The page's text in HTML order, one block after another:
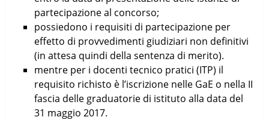
partecipazione al concorso;
possiedono i requisiti di partecipazione per
effetto di provvedimenti giudiziari non definitivi
(in attesa quindi della sentenza di merito).
mentre per i docenti tecnico pratici (ITP) il
requisito richisto è l’iscrizione nelle GaE o nella II
fascia delle graduatorie di istituto alla data del
31 maggio 2017.